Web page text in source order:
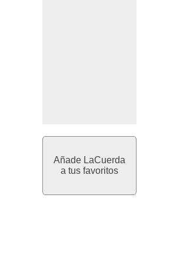
Añade LaCuerda
a tus favoritos